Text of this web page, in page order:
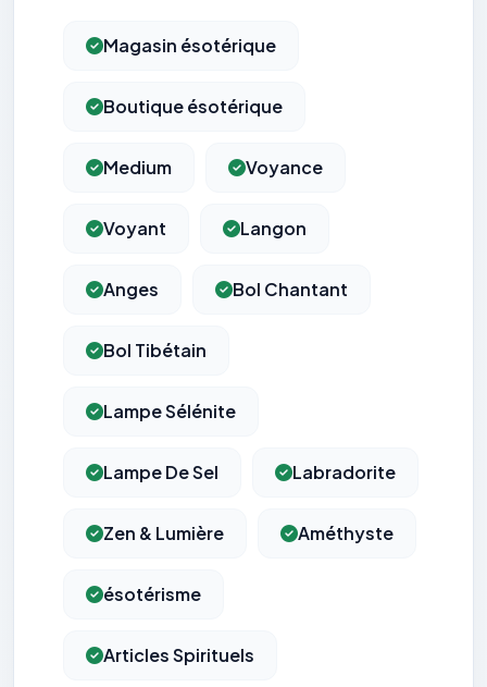
Magasin ésotérique
Boutique ésotérique
Medium Voyance
Voyant Langon
Anges Bol Chantant
Bol Tibétain
Lampe Sélénite
Lampe De Sel Labradorite
Zen & Lumière Améthyste
ésotérisme
Articles Spirituels